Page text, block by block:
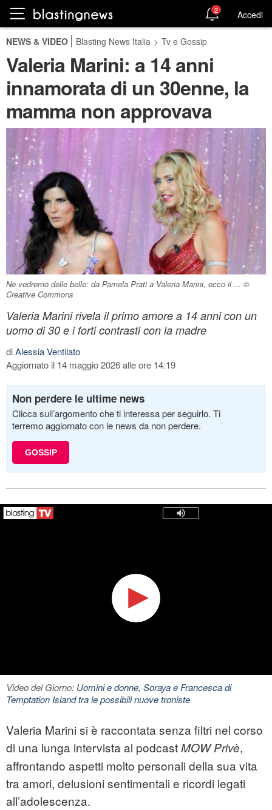
2 Accedi
NEWS & VIDEO Blasting News Italia > Tv e Gossip
Valeria Marini: a 14 anni
innamorata di un 30enne, la
mamma non approvava
Ne vedremo delle belle: da Pamela Prati a Valeria Marini, ecco il ... ©
Creative Commons
Valeria Marini rivela il primo amore a 14 anni con un
uomo di 30 e i forti contrasti con la madre
diAlessia Ventilato
Aggiornato il 14 maggio 2026 alle ore 14:19
Non perdere le ultime news
Clicca sull’argomento che ti interessa per seguirlo. Ti
terremo aggiornato con le news da non perdere.
GOSSIP
Video del Giorno: Uomini e donne, Soraya e Francesca di
Temptation Island tra le possibili nuove troniste
Valeria Marini si è raccontata senza filtri nel corso
di una lunga intervista al podcastMOW Privè,
affrontando aspetti molto personali della sua vita
tra amori, delusioni sentimentali e ricordi legati
all’adolescenza.